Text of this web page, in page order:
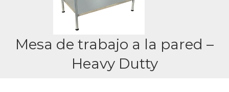
Mesa de trabajo a la pared –
Heavy Dutty